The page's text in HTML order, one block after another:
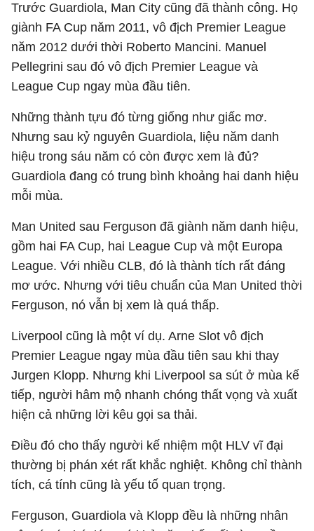
Trước Guardiola, Man City cũng đã thành công. Họ
giành FA Cup năm 2011, vô địch Premier League
năm 2012 dưới thời Roberto Mancini. Manuel
Pellegrini sau đó vô địch Premier League và
League Cup ngay mùa đầu tiên.
Những thành tựu đó từng giống như giấc mơ.
Nhưng sau kỷ nguyên Guardiola, liệu năm danh
hiệu trong sáu năm có còn được xem là đủ?
Guardiola đang có trung bình khoảng hai danh hiệu
mỗi mùa.
Man United sau Ferguson đã giành năm danh hiệu,
gồm hai FA Cup, hai League Cup và một Europa
League. Với nhiều CLB, đó là thành tích rất đáng
mơ ước. Nhưng với tiêu chuẩn của Man United thời
Ferguson, nó vẫn bị xem là quá thấp.
Liverpool cũng là một ví dụ. Arne Slot vô địch
Premier League ngay mùa đầu tiên sau khi thay
Jurgen Klopp. Nhưng khi Liverpool sa sút ở mùa kế
tiếp, người hâm mộ nhanh chóng thất vọng và xuất
hiện cả những lời kêu gọi sa thải.
Điều đó cho thấy người kế nhiệm một HLV vĩ đại
thường bị phán xét rất khắc nghiệt. Không chỉ thành
tích, cá tính cũng là yếu tố quan trọng.
Ferguson, Guardiola và Klopp đều là những nhân